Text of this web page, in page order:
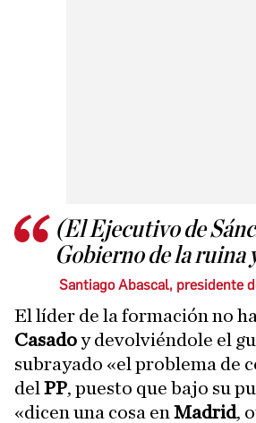
(El Ejecutivo de
Gobierno de la ruina
Santiago Abascal, presidente
El líder de la formación no
Casadoy devolviéndole el
subrayado «el problema de
del PP, puesto que bajo su
«dicen una cosa en Madrid,